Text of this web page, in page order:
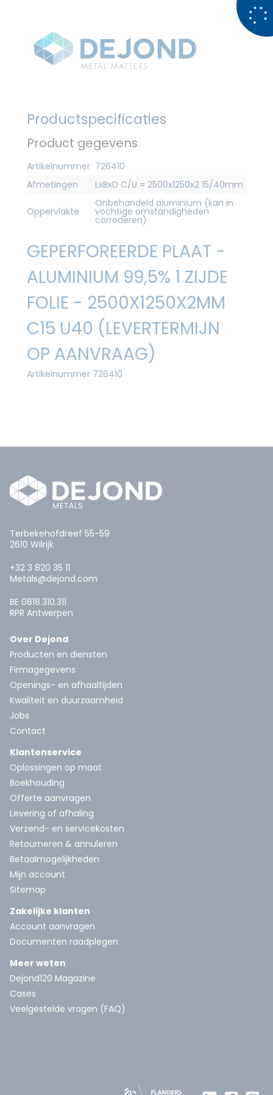
Productspecificaties
Product gegevens
Artikelnummer 726410
Afmetingen
LxBxD C/U = 2500x1250x2 15/40mm
Oppervlakte
Onbehandeld aluminium (kan in
vochtige omstandigheden
corroderen)
GEPERFOREERDE PLAAT -
ALUMINIUM 99,5% 1 ZIJDE
FOLIE - 2500X1250X2MM
C15 U40 (LEVERTERMIJN
OP AANVRAAG)
Artikelnummer 726410
Terbekehofdreef 55-59
2610 Wilrijk
+32 3 820 35 11
Metals@dejond.com
BE 0818.310.311
RPR Antwerpen
Over Dejond
Producten en diensten
Firmagegevens
Openings- en afhaaltijden
Kwaliteit en duurzaamheid
Jobs
Contact
Klantenservice
Oplossingen op maat
Boekhouding
Offerte aanvragen
Levering of afhaling
Verzend- en servicekosten
Retourneren & annuleren
Betaalmogelijkheden
Mijn account
Sitemap
Zakelijke klanten
Account aanvragen
Documenten raadplegen
Meer weten
Dejond120 Magazine
Cases
Veelgestelde vragen (FAQ)